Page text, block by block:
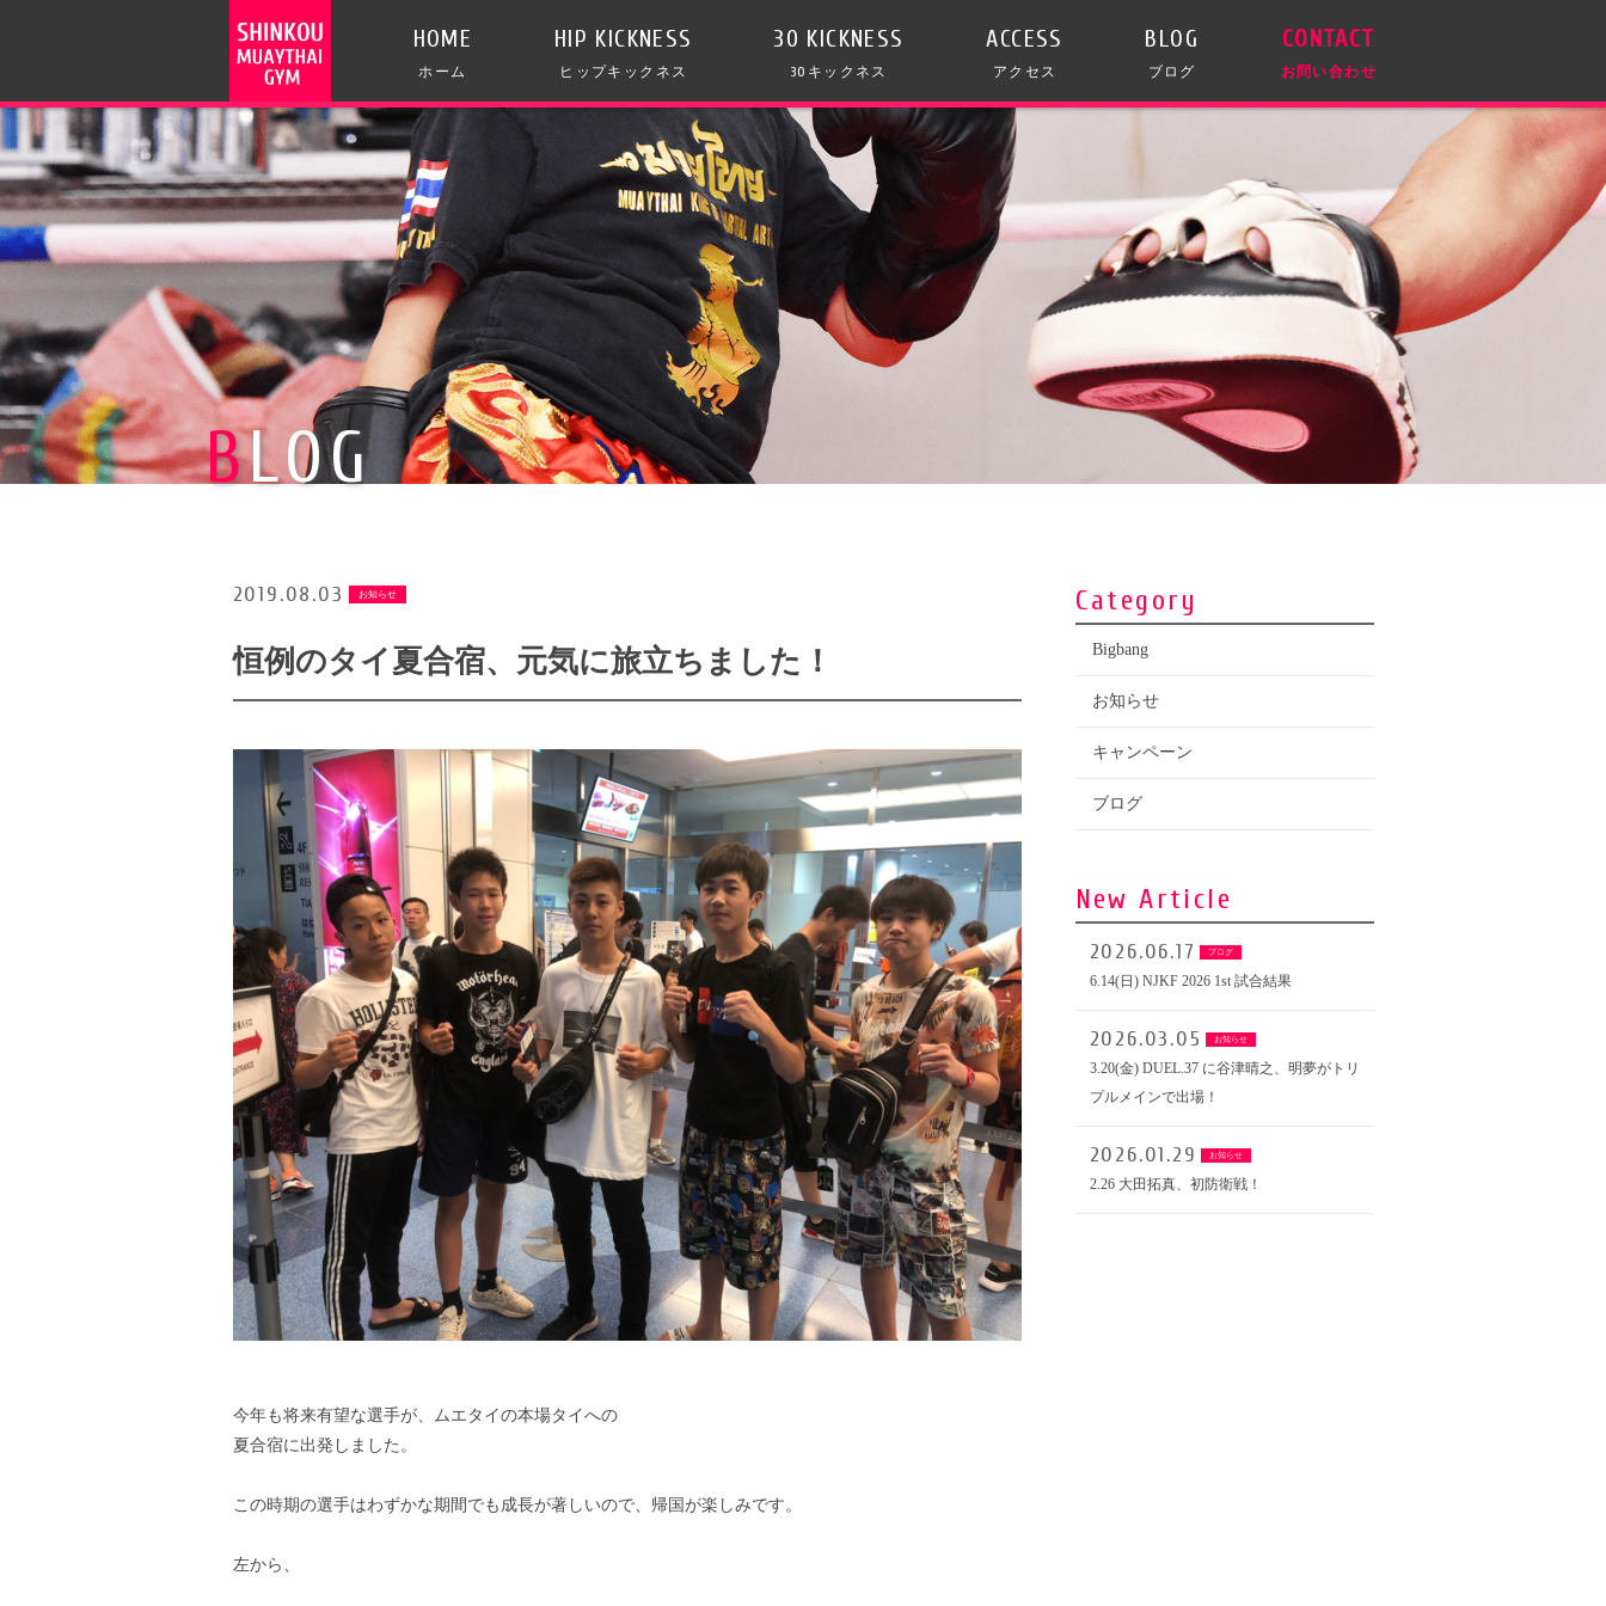
HOME
ホーム
HIP KICKNESS
ヒップキックネス
30 KICKNESS
30キックネス
ACCESS
アクセス
BLOG
ブログ
CONTACT
お問い合わせ
BLOG
2019.08.03 お知らせ
恒例のタイ夏合宿、元気に旅立ちました！
今年も将来有望な選手が、ムエタイの本場タイへの
夏合宿に出発しました。
この時期の選手はわずかな期間でも成長が著しいので、帰国が楽しみです。
左から、
Category
Bigbang
お知らせ
キャンペーン
ブログ
New Article
2026.06.17 ブログ
6.14(日) NJKF 2026 1st 試合結果
2026.03.05 お知らせ
3.20(金) DUEL.37 に谷津晴之、明夢がトリ
プルメインで出場！
2026.01.29 お知らせ
2.26 大田拓真、初防衛戦！